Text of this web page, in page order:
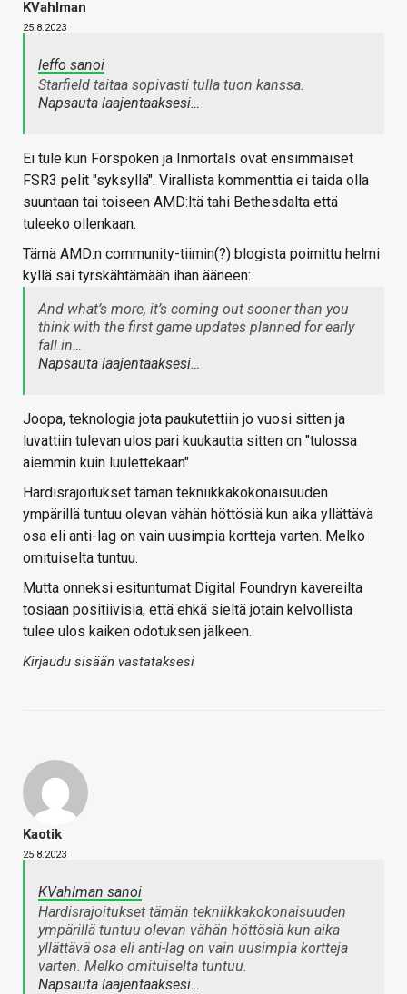
KVahlman
25.8.2023
leffo sanoi
Starfield taitaa sopivasti tulla tuon kanssa.
Napsauta laajentaaksesi…
Ei tule kun Forspoken ja Inmortals ovat ensimmäiset
FSR3 pelit "syksyllä". Virallista kommenttia ei taida olla
suuntaan tai toiseen AMD:ltä tahi Bethesdalta että
tuleeko ollenkaan.
Tämä AMD:n community-tiimin(?) blogista poimittu helmi
kyllä sai tyrskähtämään ihan ääneen:
And what’s more, it’s coming out sooner than you
think with the first game updates planned for early
fall in…
Napsauta laajentaaksesi…
Joopa, teknologia jota paukutettiin jo vuosi sitten ja
luvattiin tulevan ulos pari kuukautta sitten on "tulossa
aiemmin kuin luulettekaan"
Hardisrajoitukset tämän tekniikkakokonaisuuden
ympärillä tuntuu olevan vähän höttösiä kun aika yllättävä
osa eli anti-lag on vain uusimpia kortteja varten. Melko
omituiselta tuntuu.
Mutta onneksi esituntumat Digital Foundryn kavereilta
tosiaan positiivisia, että ehkä sieltä jotain kelvollista
tulee ulos kaiken odotuksen jälkeen.
Kirjaudu sisään vastataksesi
Kaotik
25.8.2023
KVahlman sanoi
Hardisrajoitukset tämän tekniikkakokonaisuuden
ympärillä tuntuu olevan vähän höttösiä kun aika
yllättävä osa eli anti-lag on vain uusimpia kortteja
varten. Melko omituiselta tuntuu.
Napsauta laajentaaksesi…